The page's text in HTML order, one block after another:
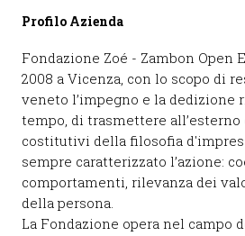
Profilo Azienda
Fondazione Zoé - Zambon Open
2008 a Vicenza, con lo scopo di
veneto l’impegno e la dedizione
tempo, di trasmettere
costitutivi della filosofia
sempre caratterizzato l’azione:
comportamenti, rilevanza dei
della persona.
La Fondazione opera nel campo